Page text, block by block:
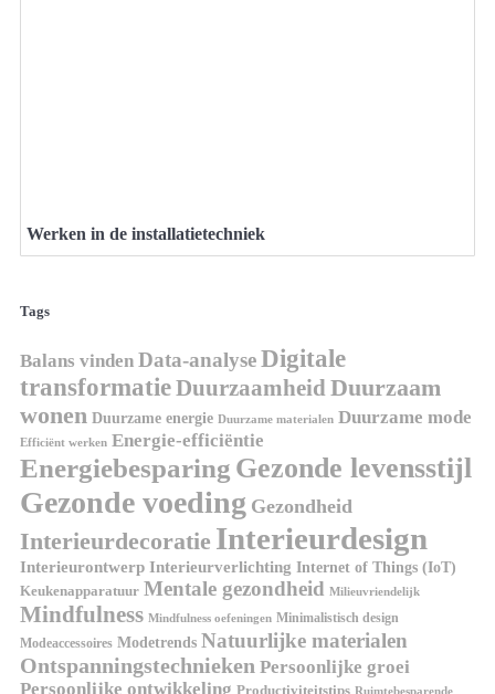
Werken in de installatietechniek
Tags
Balans vinden Data-analyseDigitale
transformatieDuurzaamheidDuurzaam
wonen Duurzame energie Duurzame materialen Duurzame mode
Efficiënt werken Energie-efficiëntie
Energiebesparing Gezonde levensstijl
Gezonde voeding Gezondheid
Interieurdecoratie Interieurdesign
Interieurontwerp Interieurverlichting Internet of Things (IoT)
Keukenapparatuur Mentale gezondheid Milieuvriendelijk
Mindfulness Mindfulness oefeningen Minimalistisch design
Modeaccessoires Modetrends Natuurlijke materialen
Ontspanningstechnieken Persoonlijke groei
Persoonlijke ontwikkeling Productiviteitstips Ruimtebesparende